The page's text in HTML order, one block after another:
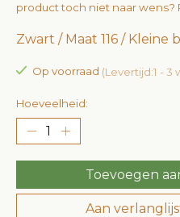
product toch niet naar wens?
Zwart / Maat 116 /
Op voorraad (Levertijd:1 -
Hoeveelheid:
Toevoegen
Aan